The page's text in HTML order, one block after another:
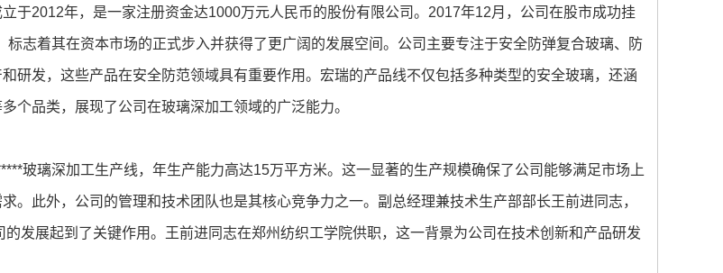
于2012年，是一家注册资金达1000万元人民币的股份有限公司。2017年12月，公司在股市成功挂
标志着其在资本市场的正式步入并获得了更广阔的发展空间。公司主要专注于安全防弹复合玻璃、防
研发，这些产品在安全防范领域具有重要作用。宏瑞的产品线不仅包括多种类型的安全玻璃，还涵
个品类，展现了公司在玻璃深加工领域的广泛能力。
玻璃深加工生产线，年生产能力高达15万平方米。这一显著的生产规模确保了公司能够满足市场上
。此外，公司的管理和技术团队也是其核心竞争力之一。副总经理兼技术生产部部长王前进同志，
的发展起到了关键作用。王前进同志在郑州纺织工学院供职，这一背景为公司在技术创新和产品研发